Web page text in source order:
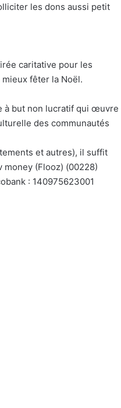
les dons aussi petit
caritative pour les
fêter la Noël.
à but non lucratif qui œuvre
des communautés
et autres), il suffit
money (Flooz) (00228)
: 140975623001